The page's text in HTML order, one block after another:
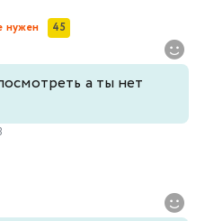
нужен 45
а ты нет